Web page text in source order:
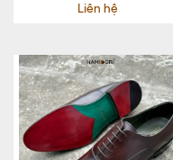
Liên hệ